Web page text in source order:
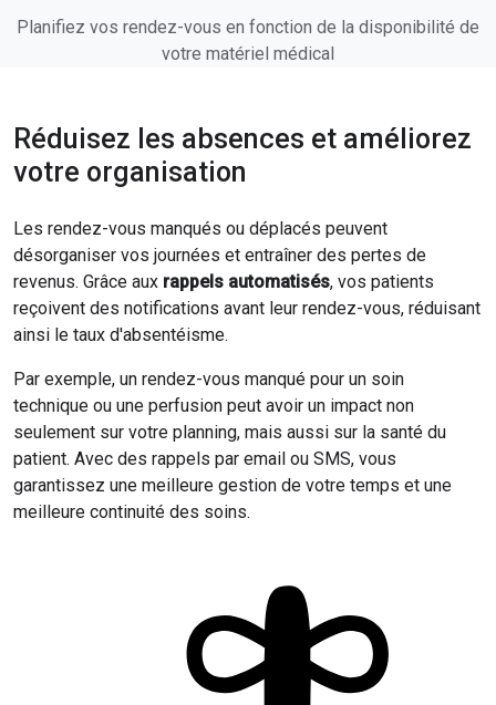
Planifiez vos rendez-vous en fonction de la disponibilité de
votre matériel médical
Réduisez les absences et améliorez
votre organisation
Les rendez-vous manqués ou déplacés peuvent
désorganiser vos journées et entraîner des pertes de
revenus. Grâce aux rappels automatisés, vos patients
reçoivent des notifications avant leur rendez-vous, réduisant
ainsi le taux d'absentéisme.
Par exemple, un rendez-vous manqué pour un soin
technique ou une perfusion peut avoir un impact non
seulement sur votre planning, mais aussi sur la santé du
patient. Avec des rappels par email ou SMS, vous
garantissez une meilleure gestion de votre temps et une
meilleure continuité des soins.